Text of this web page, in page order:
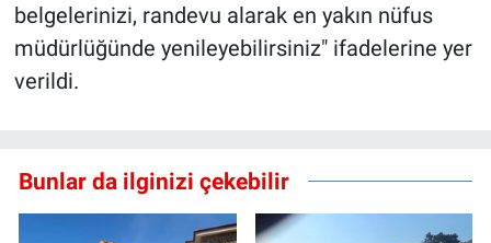
belgelerinizi, randevu alarak en yakın nüfus
müdürlüğünde yenileyebilirsiniz" ifadelerine yer
verildi.
Bunlar da ilginizi çekebilir